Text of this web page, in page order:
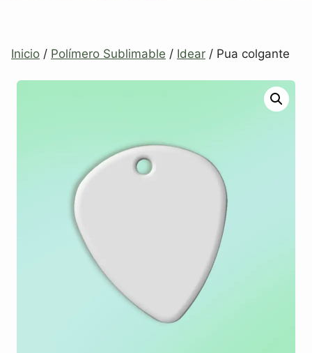
Inicio / Polímero Sublimable / Idear / Pua colgante